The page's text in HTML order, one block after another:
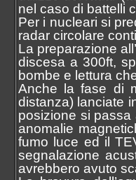
nel caso di battelli
Per i nucleari si
radar circolare
La preparazione
discesa a 300ft,
bombe e lettura
Anche la fase di
distanza) lanciate
posizione si passa
anomalie
fumo luce ed il
segnalazione
avrebbero avuto